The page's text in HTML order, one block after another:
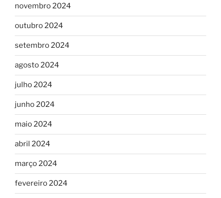
novembro 2024
outubro 2024
setembro 2024
agosto 2024
julho 2024
junho 2024
maio 2024
abril 2024
março 2024
fevereiro 2024